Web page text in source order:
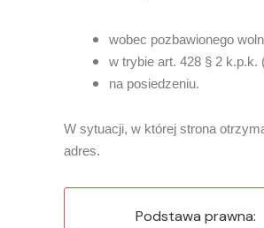
wobec pozbawionego
w trybie art. 428 § 2 k.p.k.
na posiedzeniu.
W sytuacji, w której strona
adres.
Podstawa prawna: